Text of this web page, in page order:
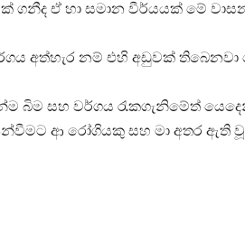
ඒ හා සමාන වීර්යයක් මේ
අත්හැර නම් එහි අඩුවක් තිබෙනවා
බිම සහ වර්ගය රැකගැනිමේත්
ආ රෝගියකු සහ මා අතර ඇති වූ